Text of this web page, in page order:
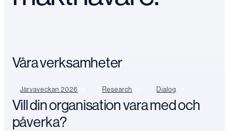
Våra verksamheter
Järvaveckan 2026 Research Dialog
Vill din organisation vara med och
påverka?